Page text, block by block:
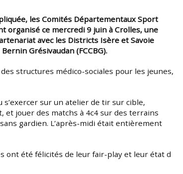
organisé ce mercredi 9 juin à Crolles, une
avec les Districts Isère et Savoie
Grésivaudan (FCCBG).
et jouer des matchs à 4c4 sur des terrains
gardien. L’après-midi était entièrement